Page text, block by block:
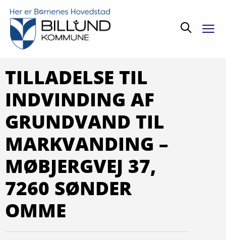
Søg
TILLADELSE TIL
INDVINDING AF
GRUNDVAND TIL
MARKVANDING –
MØBJERGVEJ 37,
7260 SØNDER
OMME